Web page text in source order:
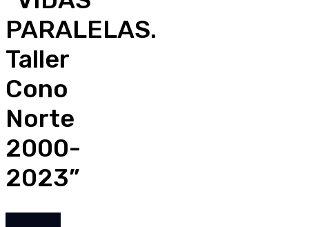
PARALELAS.
Taller
Cono
Norte
2000-
2023”